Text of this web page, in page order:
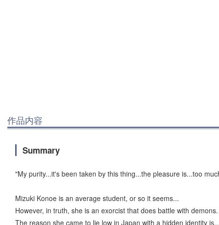
作品内容
Summary
"My purity...it's been taken by this thing...the pleasure is...too
Mizuki Konoe is an average student, or so it seems...
However, in truth, she is an exorcist that does battle with demons.
The reason she came to lie low in Japan with a hidden identity